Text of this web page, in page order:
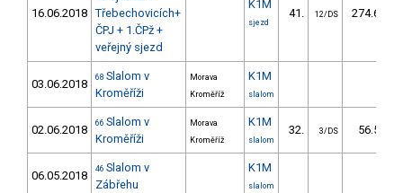
16.06.2018 Třebechovicích+
ČPJ + 1.ČPž +
veřejný sjezd
K1M
sjezd
41. 12/DS 274.65
03.06.2018 68 Slalom v
Kroměříži
Morava
Kroměříž
K1M
slalom
02.06.2018 66 Slalom v
Kroměříži
Morava
Kroměříž
K1M
slalom
32. 3/DS 56.50
06.05.2018 46 Slalom v
Zábřehu
K1M
slalom